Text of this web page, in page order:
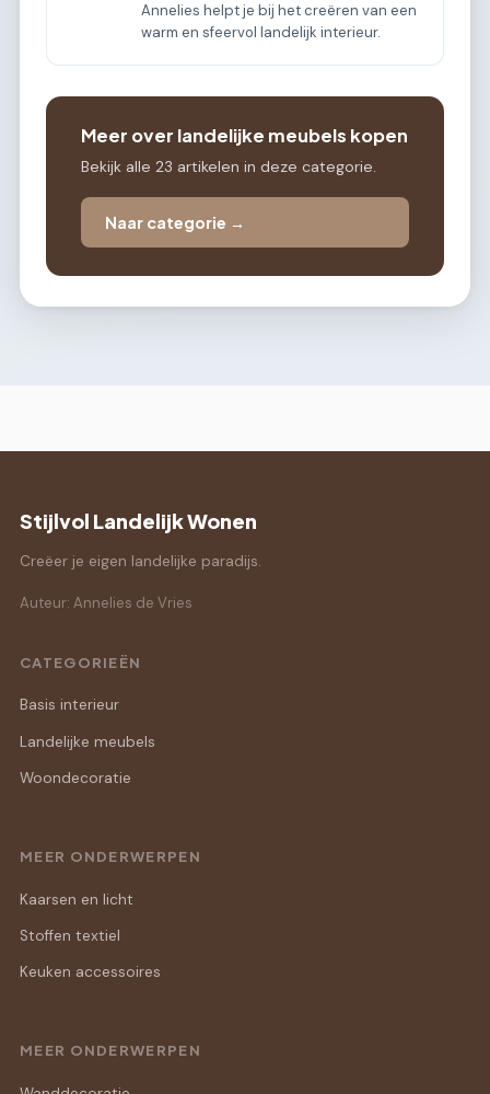
Annelies helpt je bij het creëren van een
warm en sfeervol landelijk interieur.
Meer over landelijke meubels kopen
Bekijk alle 23 artikelen in deze categorie.
Naar categorie →
Stijlvol Landelijk Wonen
Creëer je eigen landelijke paradijs.
Auteur: Annelies de Vries
CATEGORIEËN
Basis interieur
Landelijke meubels
Woondecoratie
MEER ONDERWERPEN
Kaarsen en licht
Stoffen textiel
Keuken accessoires
MEER ONDERWERPEN